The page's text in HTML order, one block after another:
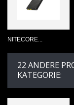
NITECORE...
22 ANDERE
KATEGORIE: